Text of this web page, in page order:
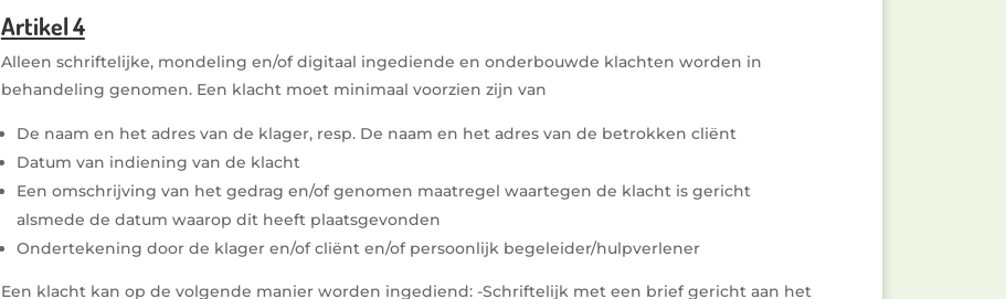
Artikel 4
Alleen schriftelijke, mondeling en/of digitaal ingediende en onderbouwde klachten worden in
behandeling genomen. Een klacht moet minimaal voorzien zijn van
De naam en het adres van de klager, resp. De naam en het adres van de betrokken cliënt
Datum van indiening van de klacht
Een omschrijving van het gedrag en/of genomen maatregel waartegen de klacht is gericht
alsmede de datum waarop dit heeft plaatsgevonden
Ondertekening door de klager en/of cliënt en/of persoonlijk begeleider/hulpverlener
Een klacht kan op de volgende manier worden ingediend: -Schriftelijk met een brief gericht aan het